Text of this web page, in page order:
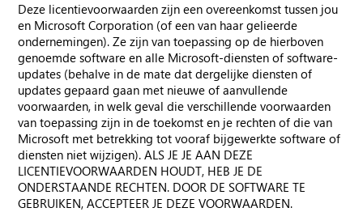
Deze licentievoorwaarden zijn een overeenkomst tussen jou
en Microsoft Corporation (of een van haar gelieerde
ondernemingen). Ze zijn van toepassing op de hierboven
genoemde software en alle Microsoft-diensten of software-
updates (behalve in de mate dat dergelijke diensten of
updates gepaard gaan met nieuwe of aanvullende
voorwaarden, in welk geval die verschillende voorwaarden
van toepassing zijn in de toekomst en je rechten of die van
Microsoft met betrekking tot vooraf bijgewerkte software of
diensten niet wijzigen). ALS JE JE AAN DEZE
LICENTIEVOORWAARDEN HOUDT, HEB JE DE
ONDERSTAANDE RECHTEN. DOOR DE SOFTWARE TE
GEBRUIKEN, ACCEPTEER JE DEZE VOORWAARDEN.